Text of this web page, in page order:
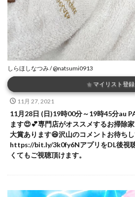
しらほしなつみ / @natsumi0913
★ マイリスト登録
11月 27, 2021
11月28日 (日)19時00分～19時45分au
ます😍💕専門店がオススメするお掃除
大賞あります😆沢山のコメントお待ち
https://bit.ly/3k0fy6NアプリをDL後視
くてもご視聴頂けます。